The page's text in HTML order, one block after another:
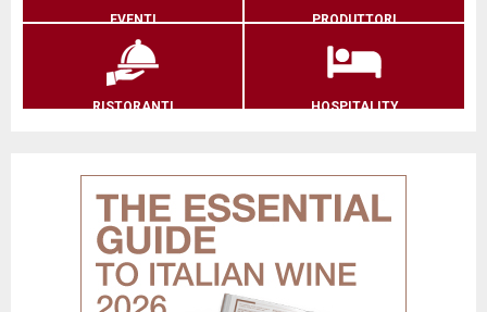
EVENTI PRODUTTORI
RISTORANTI HOSPITALITY